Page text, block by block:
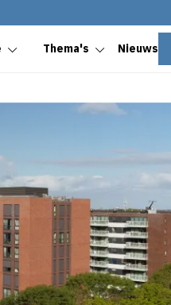
Thema's Nieuws